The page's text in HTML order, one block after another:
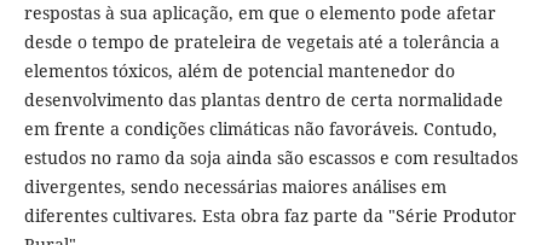
respostas à sua aplicação, em que o elemento pode afetar
desde o tempo de prateleira de vegetais até a tolerância a
elementos tóxicos, além de potencial mantenedor do
desenvolvimento das plantas dentro de certa normalidade
em frente a condições climáticas não favoráveis. Contudo,
estudos no ramo da soja ainda são escassos e com resultados
divergentes, sendo necessárias maiores análises em
diferentes cultivares. Esta obra faz parte da "Série Produtor